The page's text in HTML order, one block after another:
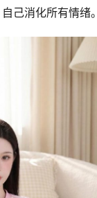
己消化所有情绪。